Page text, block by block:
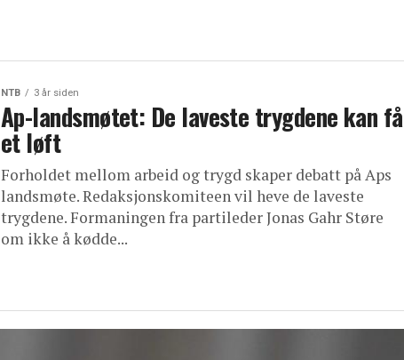
NTB 3 år siden
Ap-landsmøtet: De laveste trygdene kan få
et løft
Forholdet mellom arbeid og trygd skaper debatt på Aps
landsmøte. Redaksjonskomiteen vil heve de laveste
trygdene. Formaningen fra partileder Jonas Gahr Støre
om ikke å kødde...